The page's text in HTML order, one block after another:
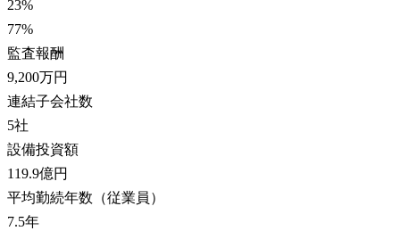
23%
77%
監査報酬
9,200万円
連結子会社数
5社
設備投資額
119.9億円
平均勤続年数（従業員）
7.5年